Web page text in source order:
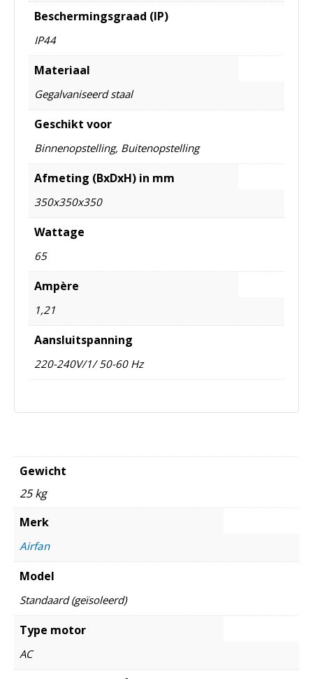
Beschermingsgraad (IP)
IP44
Materiaal
Gegalvaniseerd staal
Geschikt voor
Binnenopstelling, Buitenopstelling
Afmeting (BxDxH) in mm
350x350x350
Wattage
65
Ampère
1,21
Aansluitspanning
220-240V/1/ 50-60 Hz
Gewicht
25 kg
Merk
Airfan
Model
Standaard (geïsoleerd)
Type motor
AC